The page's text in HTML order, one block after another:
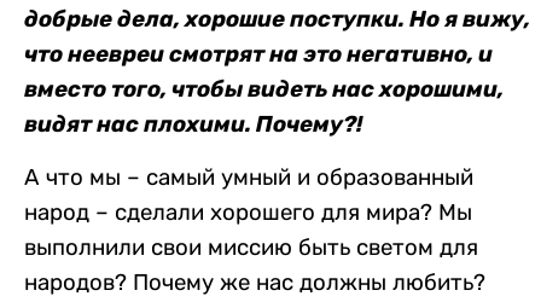
добрые дела, хорошие поступки. Но я вижу,
что неевреи смотрят на это негативно, и
вместо того, чтобы видеть нас хорошими,
видят нас плохими. Почему?!
А что мы – самый умный и образованный
народ – сделали хорошего для мира? Мы
выполнили свои миссию быть светом для
народов? Почему же нас должны любить?